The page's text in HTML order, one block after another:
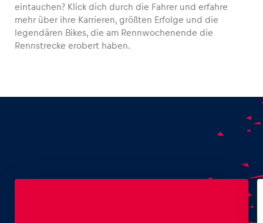
Glossar
eintauchen? Klick dich durch die Fahrer und erfahre
mehr über ihre Karrieren, größten Erfolge und die
legendären Bikes, die am Rennwochenende die
Rennstrecke erobert haben.